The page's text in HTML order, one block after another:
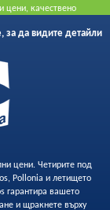
цени, качествено
флот. Резервирайте
карта.
за да видите детайли
цени. Четирите под
Pollonia и летището
гарантира вашето
и щракнете върху